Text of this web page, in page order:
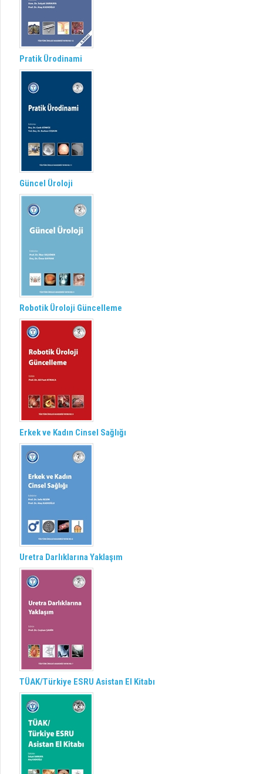
Pratik Ürodinami
Güncel Üroloji
Robotik Üroloji Güncelleme
Erkek ve Kadın Cinsel Sağlığı
Uretra Darlıklarına Yaklaşım
TÜAK/Türkiye ESRU Asistan El Kitabı